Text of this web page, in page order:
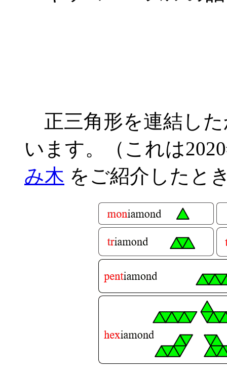
正三角形を連結し
います。（これは
み木 をご紹介したと